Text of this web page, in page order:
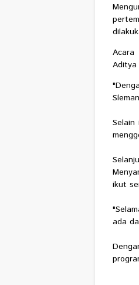
Acara
Aditya
ikut
ada